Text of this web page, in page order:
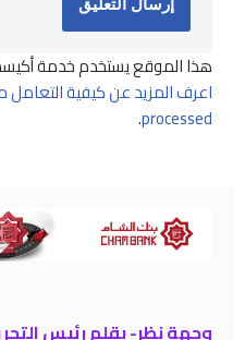
هذا الموقع يستخدم خدمة
اعرف المزيد عن كيفية التعامل
processed
.
وجهة نظر- بقلم رئيس